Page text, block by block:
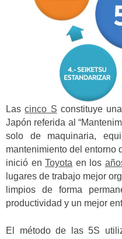
Lascinco S constituye
Japón referida al
solo de maquinaria,
mantenimiento del entorno
inició enToyota en los
lugares de trabajo mejor
limpios de forma
productividad y un mejor
El método de las 5S